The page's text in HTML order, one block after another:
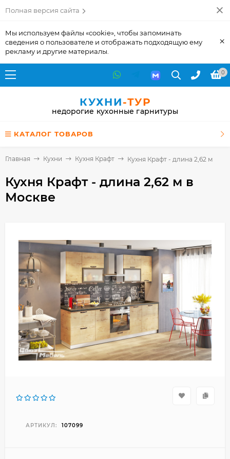
Полная версия сайта
Мы используем файлы «cookie», чтобы запоминать
сведения о пользователе и отображать подходящую ему
рекламу и другие материалы.
×
0
КУХНИ-ТУР
недорогие кухонные гарнитуры
КАТАЛОГ ТОВАРОВ
Главная Кухни Кухня Крафт Кухня Крафт - длина 2,62 м
Кухня Крафт - длина 2,62 м в
Москве
АРТИКУЛ: 107099